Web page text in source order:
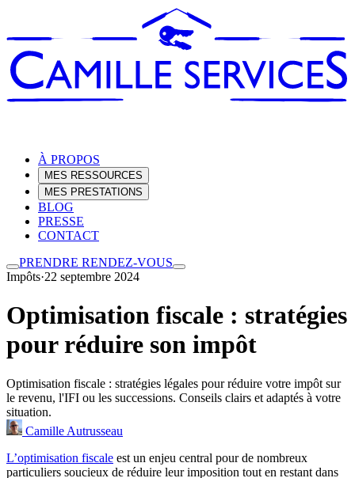
À PROPOS
MES RESSOURCES
MES PRESTATIONS
BLOG
PRESSE
CONTACT
PRENDRE RENDEZ-VOUS
Impôts·22 septembre 2024
Optimisation fiscale : stratégies
pour réduire son impôt
Optimisation fiscale : stratégies légales pour réduire votre impôt sur
le revenu, l'IFI ou les successions. Conseils clairs et adaptés à votre
situation.
Camille Autrusseau
L’optimisation fiscale est un enjeu central pour de nombreux
particuliers soucieux de réduire leur imposition tout en restant dans